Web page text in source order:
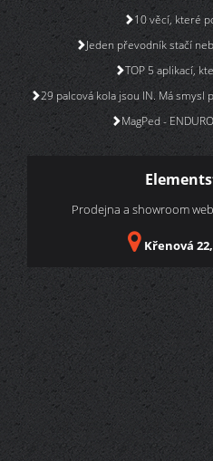
10 věcí, které
Jeden převodník stačí
TOP 5 aplikací,
29 palcová kola jsou IN. Má
MagPed -
Prodejna a showroom
Křenová